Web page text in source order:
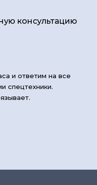
консультацию
и ответим на все
спецтехники.